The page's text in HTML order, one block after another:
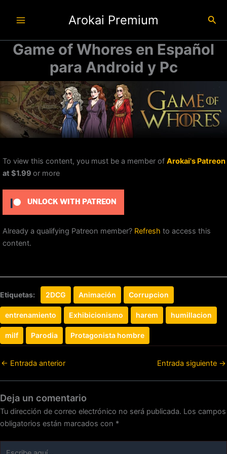
Arokai Premium
Game of Whores en Español
para Android y Pc
To view this content, you must be a member of Arokai's Patreon
at $1.99 or more
UNLOCK WITH PATREON
Already a qualifying Patreon member? Refresh to access this
content.
Etiquetas: 2DCG Animación Corrupcion
entrenamiento Exhibicionismo harem humillacion
milf Parodia Protagonista hombre
← Entrada anterior Entrada siguiente →
Deja un comentario
Tu dirección de correo electrónico no será publicada. Los campos
obligatorios están marcados con *